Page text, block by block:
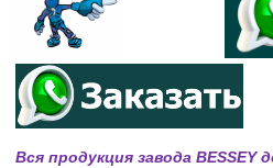
Вся продукция завода BESSEY